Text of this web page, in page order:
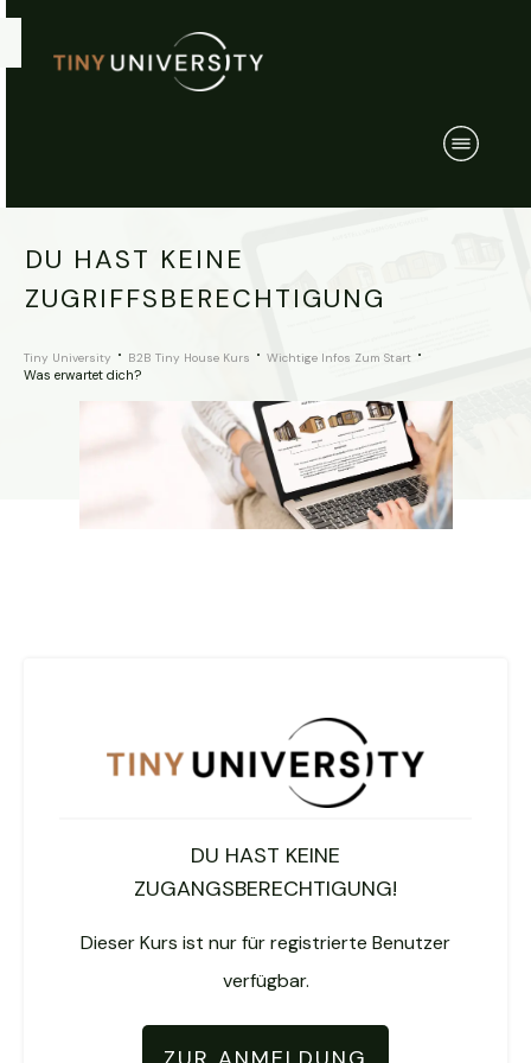
DU HAST KEINE
ZUGRIFFSBERECHTIGUNG
Tiny University B2B Tiny House Kurs Wichtige Infos Zum Start
Was erwartet dich?
DU HAST KEINE
ZUGANGSBERECHTIGUNG!
Dieser Kurs ist nur für registrierte Benutzer
verfügbar.